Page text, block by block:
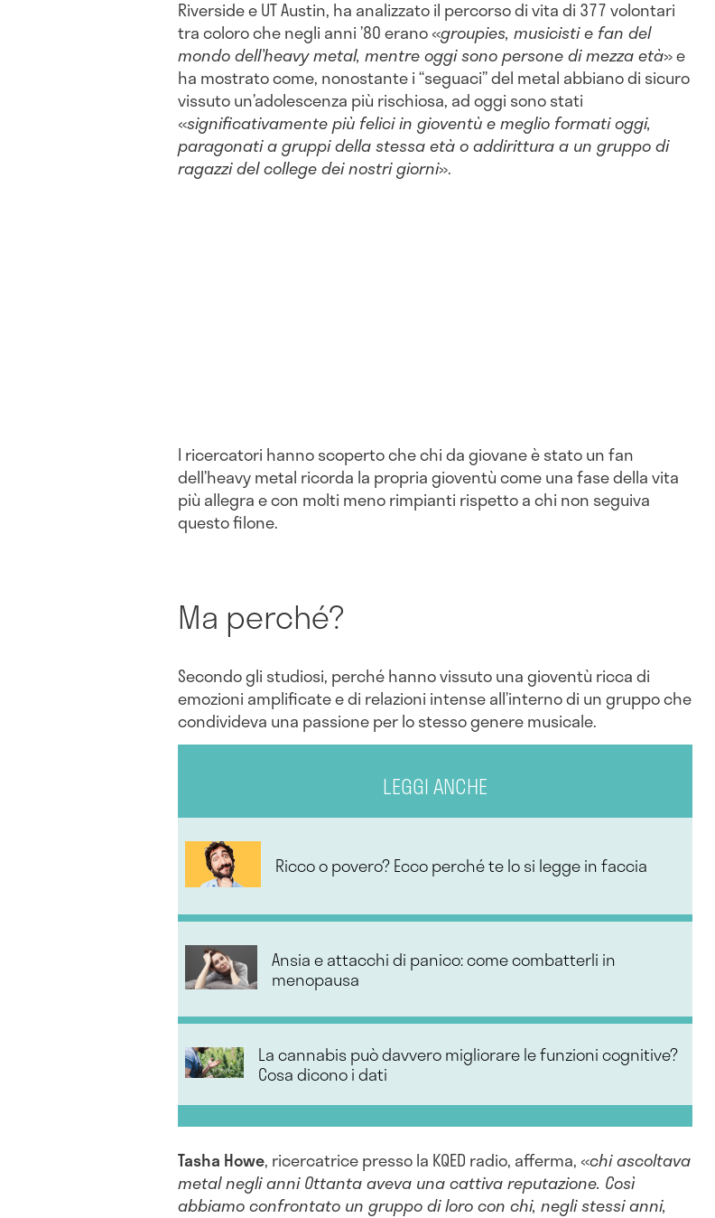
Riverside e UT Austin, ha analizzato il percorso di vita di 377 volontari
tra coloro che negli anni ’80 erano «groupies, musicisti e fan del
mondo dell’heavy metal, mentre oggi sono persone di mezza età» e
ha mostrato come, nonostante i “seguaci” del metal abbiano di sicuro
vissuto un’adolescenza più rischiosa, ad oggi sono stati
«significativamente più felici in gioventù e meglio formati oggi,
paragonati a gruppi della stessa età o addirittura a un gruppo di
ragazzi del college dei nostri giorni».
I ricercatori hanno scoperto che chi da giovane è stato un fan
dell’heavy metal ricorda la propria gioventù come una fase della vita
più allegra e con molti meno rimpianti rispetto a chi non seguiva
questo filone.
Ma perché?
Secondo gli studiosi, perché hanno vissuto una gioventù ricca di
emozioni amplificate e di relazioni intense all’interno di un gruppo che
condivideva una passione per lo stesso genere musicale.
LEGGI ANCHE
Ricco o povero? Ecco perché te lo si legge in faccia
Ansia e attacchi di panico: come combatterli in
menopausa
La cannabis può davvero migliorare le funzioni cognitive?
Cosa dicono i dati
Tasha Howe, ricercatrice presso la KQED radio, afferma, «chi ascoltava
metal negli anni Ottanta aveva una cattiva reputazione. Così
abbiamo confrontato un gruppo di loro con chi, negli stessi anni,